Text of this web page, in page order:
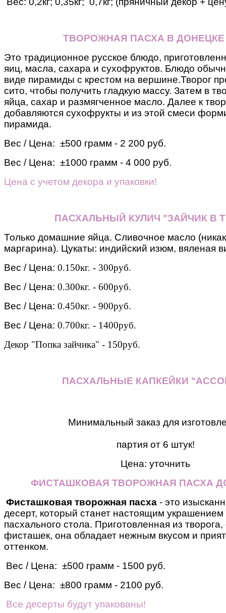
ТВОРОЖНАЯ ПАСХА В ДОНЕЦКЕ
Это традиционное русское блюдо,
яиц, масла, сахара и сухофруктов. Блюдо
виде пирамиды с крестом на вершине.Творог
сито, чтобы получить гладкую массу. Затем в
яйца, сахар и размягченное масло. Далее к
добавляются сухофрукты и из этой смеси
пирамида.
Вес / Цена: ±500 грамм - 2 200 руб.
Вес / Цена: ±1000 грамм - 4 000 руб.
Цена с учетом декора и упаковки!
ПАСХАЛЬНЫЙ КУЛИЧ "ЗАЙЧИК В
Только домашние яйца. Сливочное масло
маргарина). Цукаты: индийский изюм, вяленая
Вес / Цена: 0.150кг. - 300руб.
Вес / Цена: 0.300кг. - 600руб.
Вес / Цена: 0.450кг. - 900руб.
Вес / Цена: 0.700кг. - 1400руб.
Декор "Попка зайчика" - 150руб.
ПАСХАЛЬНЫЕ КАПКЕЙКИ
Минимальный заказ для
партия от 6 штук!
Цена: уточнить
ФИСТАШКОВАЯ ТВОРОЖНАЯ ПАСХА
Фисташковая творожная пасха - это
десерт, который станет настоящим
пасхального стола. Приготовленная из
фисташек, она обладает нежным вкусом и
оттенком.
Вес / Цена: ±500 грамм - 1500 руб.
Вес / Цена: ±800 грамм - 2100 руб.
Все десерты будут упакованы!